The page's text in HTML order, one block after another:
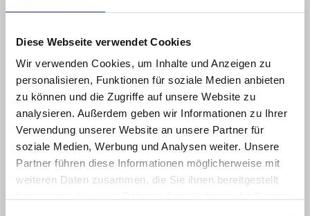
Diese Webseite verwendet Cookies
Wir verwenden Cookies, um Inhalte und Anzeigen zu
personalisieren, Funktionen für soziale Medien anbieten
zu können und die Zugriffe auf unsere Website zu
analysieren. Außerdem geben wir Informationen zu Ihrer
Verwendung unserer Website an unsere Partner für
soziale Medien, Werbung und Analysen weiter. Unsere
Partner führen diese Informationen möglicherweise mit
weiteren Daten zusammen, die Sie ihnen bereitgestellt